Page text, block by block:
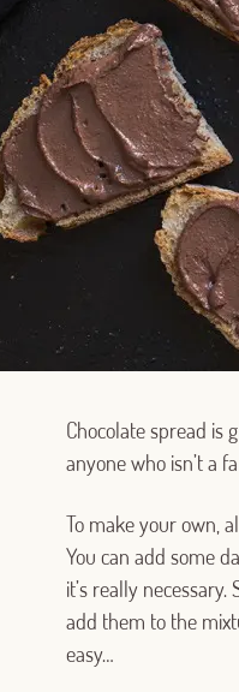
Chocolate spread is
anyone who isn’t a
To make your own,
You can add some
it’s really
add them to the
easy…